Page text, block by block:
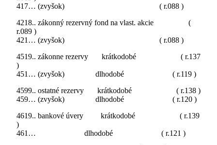
417… (zvyšok) ( r.088 )
4218.. zákonný rezervný fond na vlast. akcie (
r.089 )
421… (zvyšok) ( r.088 )
4519.. zákonne rezervy krátkodobé ( r.137
)
451… (zvyšok) dlhodobé ( r.119 )
4599.. ostatné rezervy krátkodobé ( r.138 )
459… (zvyšok) dlhodobé ( r.120 )
4619.. bankové úvery krátkodobé ( r.139
)
461… dlhodobé ( r.121 )